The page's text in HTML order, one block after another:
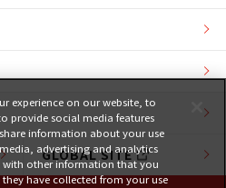
GLOBAL SITE
experience on our website, to
provide social media features
information about your use
advertising and analytics
other information that you
have collected from your use